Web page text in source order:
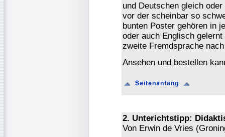
und Deutschen gleich
vor der scheinbar so
bunten Poster gehören in
oder auch Englisch
zweite Fremdsprache
Ansehen und bestellen
2. Unterichtstipp:
Von Erwin de Vries